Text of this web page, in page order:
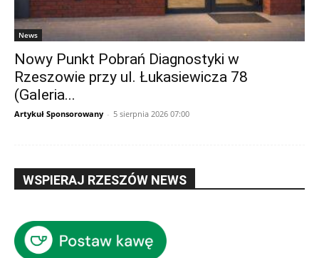
News
Nowy Punkt Pobrań Diagnostyki w
Rzeszowie przy ul. Łukasiewicza 78
(Galeria...
Artykuł Sponsorowany - 5 sierpnia 2026 07:00
WSPIERAJ RZESZÓW NEWS